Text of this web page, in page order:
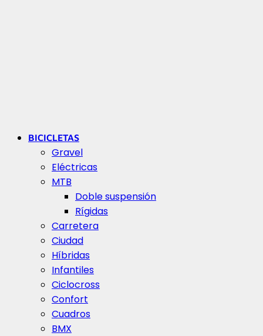
BICICLETAS
Gravel
Eléctricas
MTB
Doble suspensión
Rígidas
Carretera
Ciudad
Híbridas
Infantiles
Ciclocross
Confort
Cuadros
BMX